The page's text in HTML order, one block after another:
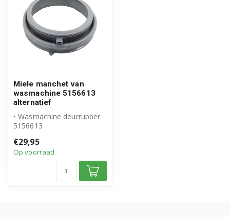
Miele W351
Miele W352
Miele W353
Miele W357
Miele W360
Miele W361
Miele W362
Miele W363
Miele manchet van
wasmachine 5156613
alternatief
• Wasmachine deurrubber
5156613
• Hoogwaardig alternatie...
€29,95
Op voorraad